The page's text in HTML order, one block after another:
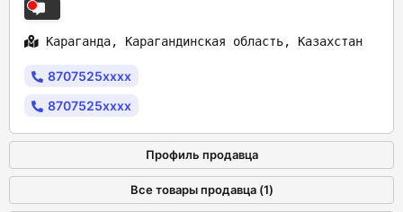
Караганда, Карагандинская область, Казахстан
8707525xxxx
8707525xxxx
Профиль продавца
Все товары продавца (1)